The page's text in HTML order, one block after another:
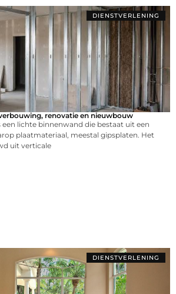
DIENSTVERLENING
renovatie en nieuwbouw
lichte binnenwand die bestaat uit een
plaatmateriaal, meestal gipsplaten. Het
uit verticale
DIENSTVERLENING